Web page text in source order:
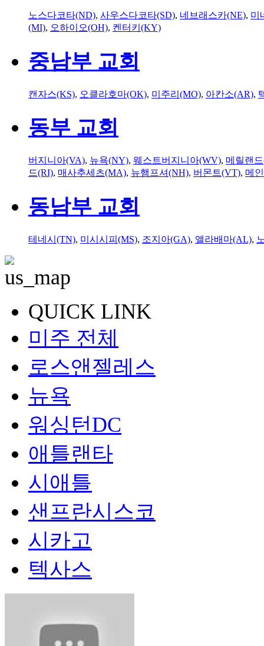
노스다코타(ND), 사우스다코타(SD), 네브래스카(NE), 미
(MI), 오하이오(OH), 켄터키(KY)
중남부 교회
캔자스(KS), 오클라호마(OK), 미주리(MO), 아칸소(AR),
동부 교회
버지니아(VA), 뉴욕(NY), 웨스트버지니아(WV), 메릴랜
드(RI), 매사추세츠(MA), 뉴햄프셔(NH), 버몬트(VT), 메
동남부 교회
테네시(TN), 미시시피(MS), 조지아(GA), 앨라배마(AL),
QUICK LINK
미주 전체
로스앤젤레스
뉴욕
워싱턴DC
애틀랜타
시애틀
샌프란시스코
시카고
텍사스